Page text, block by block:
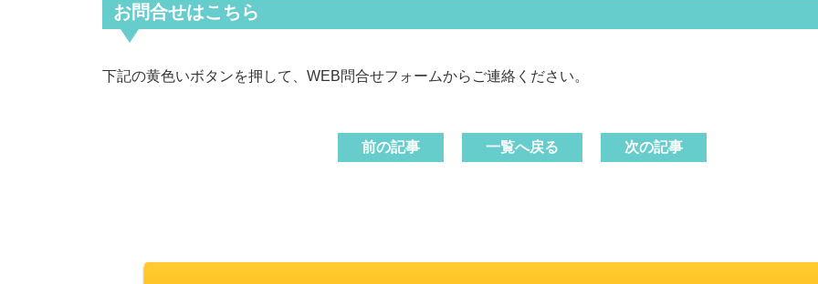
お問合せはこちら
下記の黄色いボタンを押して、WEB問合せフォームからご連絡ください。
前の記事 次の記事
一覧へ戻る